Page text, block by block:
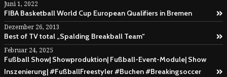
Juni 1, 2022
FIBA Basketball World Cup European Qualifiers in Bremen
Dezember 26, 2013
Best of TV total „Spalding Breakball Team“
Februar 24, 2025
Fußball Show| Showproduktion| Fußball-Event-Module| Show
Inszenierung| #FußballFreestyler #Buchen #Breakingsoccer